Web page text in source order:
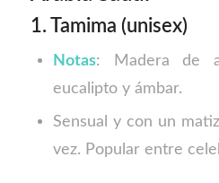
1. Tamima (unisex)
Notas: Madera de
eucalipto y ámbar.
Sensual y con un
vez. Popular entre